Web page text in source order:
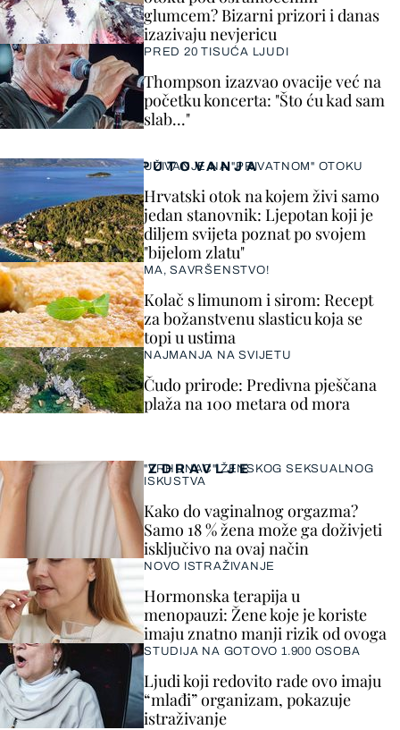
glumcem? Bizarni prizori i danas
izazivaju nevjericu
PRED 20 TISUĆA LJUDI
Thompson izazvao ovacije već na
početku koncerta: "Što ću kad sam
slab..."
ZDRAVLJE
"VRHUNAC" ŽENSKOG SEKSUALNOG
ISKUSTVA
Kako do vaginalnog orgazma?
Samo 18 % žena može ga doživjeti
isključivo na ovaj način
NOVO ISTRAŽIVANJE
Hormonska terapija u
menopauzi: Žene koje je koriste
imaju znatno manji rizik od ovoga
STUDIJA NA GOTOVO 1.900 OSOBA
Ljudi koji redovito rade ovo imaju
“mlađi” organizam, pokazuje
istraživanje
PUTOVANJA
UŽIVANJE NA "PRIVATNOM" OTOKU
Hrvatski otok na kojem živi samo
jedan stanovnik: Ljepotan koji je
diljem svijeta poznat po svojem
"bijelom zlatu"
MA, SAVRŠENSTVO!
Kolač s limunom i sirom: Recept
za božanstvenu slasticu koja se
topi u ustima
NAJMANJA NA SVIJETU
Čudo prirode: Predivna pješčana
plaža na 100 metara od mora